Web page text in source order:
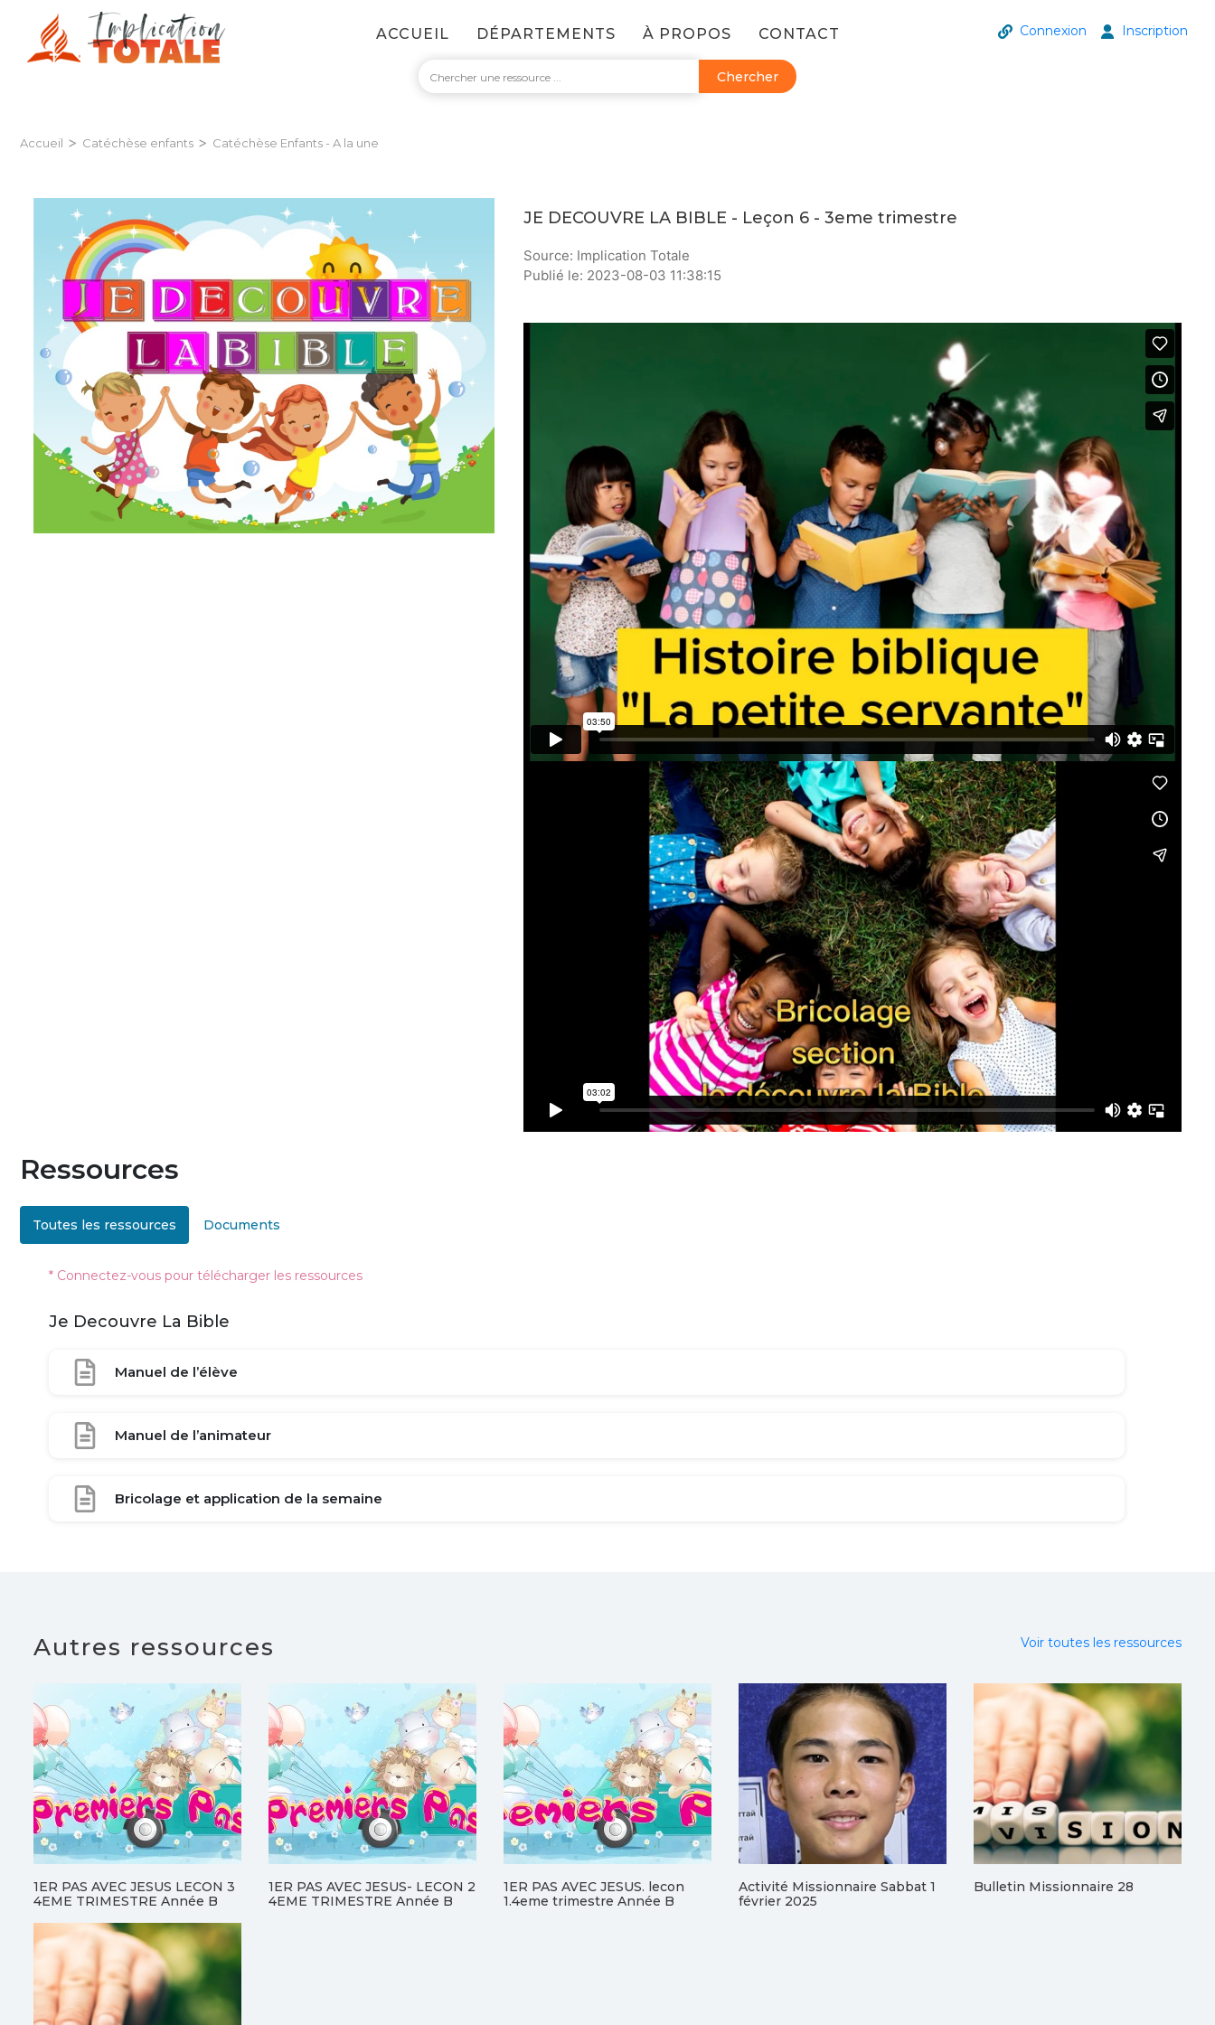
ACCUEIL DÉPARTEMENTS À PROPOS CONTACT Connexion Inscription
Chercher
Accueil > Catéchèse enfants > Catéchèse Enfants - A la une
JE DECOUVRE LA BIBLE - Leçon 6 - 3eme trimestre
Source: Implication Totale
Publié le: 2023-08-03 11:38:15
Ressources
Toutes les ressources Documents
* Connectez-vous pour télécharger les ressources
Je Decouvre La Bible
Manuel de l’élève
Manuel de l’animateur
Bricolage et application de la semaine
Autres ressources Voir toutes les ressources
1ER PAS AVEC JESUS LECON 3
4EME TRIMESTRE Année B
1ER PAS AVEC JESUS- LECON 2
4EME TRIMESTRE Année B
1ER PAS AVEC JESUS. lecon
1.4eme trimestre Année B
Activité Missionnaire Sabbat 1
février 2025
Bulletin Missionnaire 28